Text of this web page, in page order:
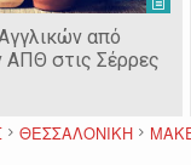
από
ΑΠΘ στις Σέρρες
ΘΕΣΣΑΛΟΝΙΚΗ